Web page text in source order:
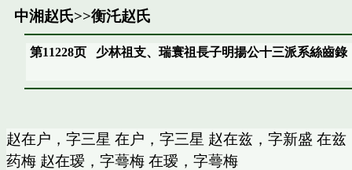
中湘赵氏>>衡汑赵氏
第11228页少林祖支、瑞寰祖長子明揚公十三派系絲齒錄
赵在户，字三星 在户，字三星 赵在兹，字新盛 在
药梅 赵在瑷，字蕚梅 在瑷，字蕚梅